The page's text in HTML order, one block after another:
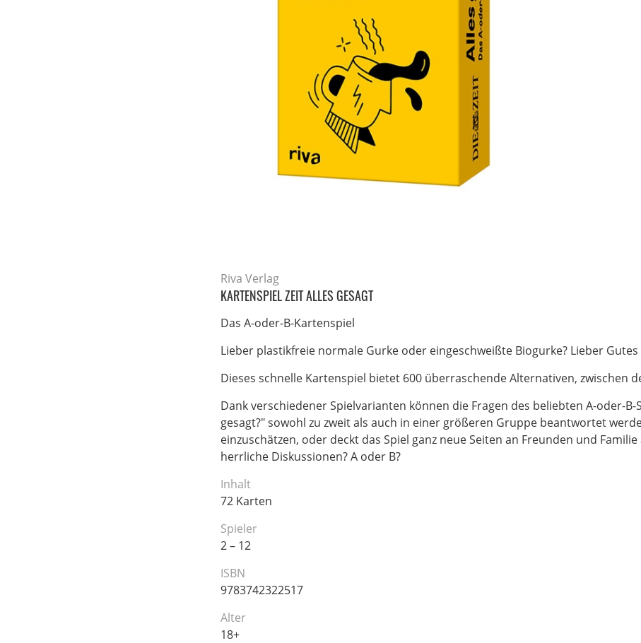
Riva Verlag
KARTENSPIEL ZEIT ALLES GESAGT
Das A-oder-B-Kartenspiel
Lieber plastikfreie normale Gurke oder eingeschweißte Biogurke? Lieber
Dieses schnelle Kartenspiel bietet 600 überraschende Alternativen, zwischen
Dank verschiedener Spielvarianten können die Fragen des beliebten A-oder-
gesagt?" sowohl zu zweit als auch in einer größeren Gruppe beantwortet
einzuschätzen, oder deckt das Spiel ganz neue Seiten an Freunden und
herrliche Diskussionen? A oder B?
Inhalt
72 Karten
Spieler
2 – 12
ISBN
9783742322517
Alter
18+